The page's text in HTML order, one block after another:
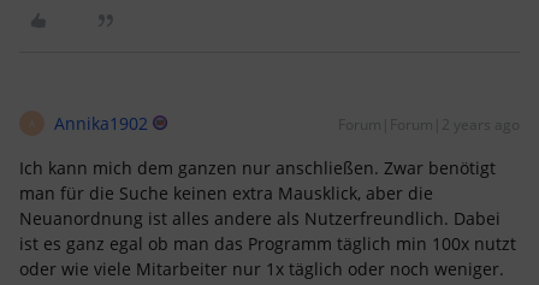
Annika1902 Forum|Forum|2 years ago
Ich kann mich dem ganzen nur anschließen. Zwar benötigt
man für die Suche keinen extra Mausklick, aber die
Neuanordnung ist alles andere als Nutzerfreundlich. Dabei
ist es ganz egal ob man das Programm täglich min 100x nutzt
oder wie viele Mitarbeiter nur 1x täglich oder noch weniger.